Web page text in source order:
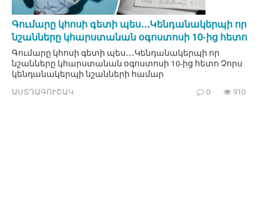
Գումարը կհոսի գետի պես․․․Կենդանակերպի որ
նշանները կհարստանան օգոստոսի 10-ից հետո
Գումարը կհոսի գետի պես․․․Կենդանակերպի որ
նշանները կհարստանան օգոստոսի 10-ից հետո Չորս
կենդանակերպի նշանների համար
ԱՍՏՂԱԳՈՒՇԱԿ 0 910